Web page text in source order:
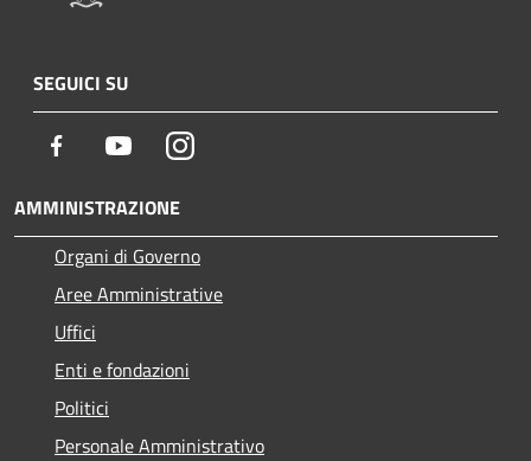
SEGUICI SU
Facebook YoutubeInstagram
AMMINISTRAZIONE
Organi di Governo
Aree Amministrative
Uffici
Enti e fondazioni
Politici
Personale Amministrativo